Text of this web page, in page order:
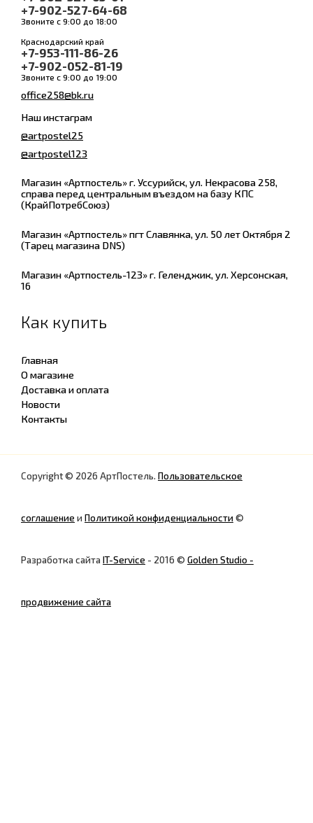
+7-902-527-64-68
Звоните с 9:00 до 18:00
Краснодарский край
+7-953-111-86-26
+7-902-052-81-19
Звоните с 9:00 до 19:00
office258@bk.ru
Наш инстаграм
@artpostel25
@artpostel123
Магазин «Артпостель» г. Уссурийск, ул. Некрасова 258,
справа перед центральным въездом на базу КПС
(КрайПотребСоюз)
Магазин «Артпостель» пгт Славянка, ул. 50 лет Октября 2
(Тарец магазина DNS)
Магазин «Артпостель-123» г. Геленджик, ул. Херсонская,
16
Как купить
Главная
О магазине
Доставка и оплата
Новости
Контакты
Copyright © 2026 АртПостель. Пользовательское
соглашение и Политикой конфиденциальности ©
Разработка сайта IT-Service - 2016 © Golden Studio -
продвижение сайта